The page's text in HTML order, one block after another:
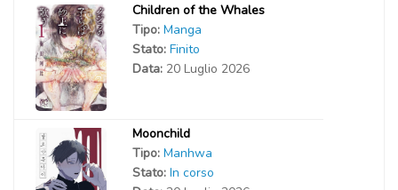
Children of the Whales
Tipo: Manga
Stato: Finito
Data: 20 Luglio 2026
Moonchild
Tipo: Manhwa
Stato: In corso